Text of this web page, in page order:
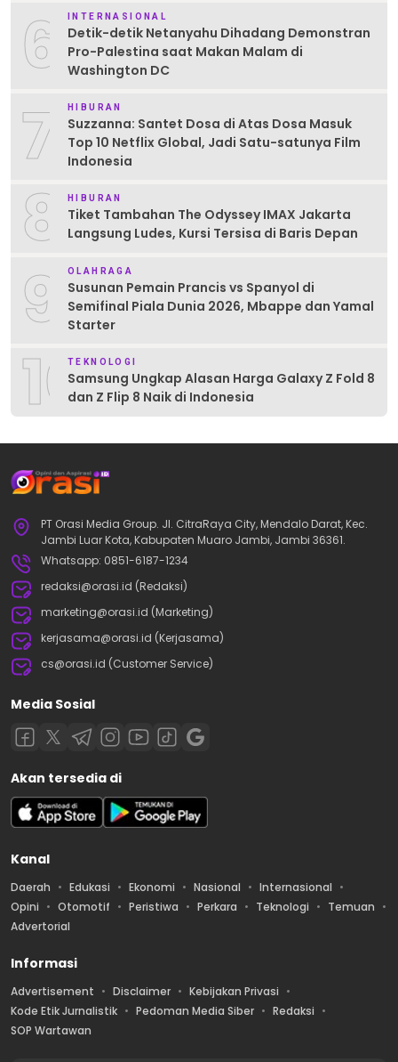
6 INTERNASIONAL
Detik-detik Netanyahu Dihadang Demonstran
Pro-Palestina saat Makan Malam di
Washington DC
7 HIBURAN
Suzzanna: Santet Dosa di Atas Dosa Masuk
Top 10 Netflix Global, Jadi Satu-satunya Film
Indonesia
8 HIBURAN
Tiket Tambahan The Odyssey IMAX Jakarta
Langsung Ludes, Kursi Tersisa di Baris Depan
9 OLAHRAGA
Susunan Pemain Prancis vs Spanyol di
Semifinal Piala Dunia 2026, Mbappe dan Yamal
Starter
10TEKNOLOGI
Samsung Ungkap Alasan Harga Galaxy Z Fold 8
dan Z Flip 8 Naik di Indonesia
PT Orasi Media Group. Jl. CitraRaya City, Mendalo Darat, Kec.
Jambi Luar Kota, Kabupaten Muaro Jambi, Jambi 36361.
Whatsapp: 0851-6187-1234
redaksi@orasi.id (Redaksi)
marketing@orasi.id (Marketing)
kerjasama@orasi.id (Kerjasama)
cs@orasi.id (Customer Service)
Media Sosial
Akan tersedia di
Kanal
Daerah Edukasi Ekonomi Nasional
Internasional
Opini
Otomotif Peristiwa Perkara Teknologi
Temuan
Advertorial
Informasi
Advertisement Disclaimer
Kebijakan Privasi
Kode Etik Jurnalistik
Pedoman Media Siber
Redaksi
SOP Wartawan